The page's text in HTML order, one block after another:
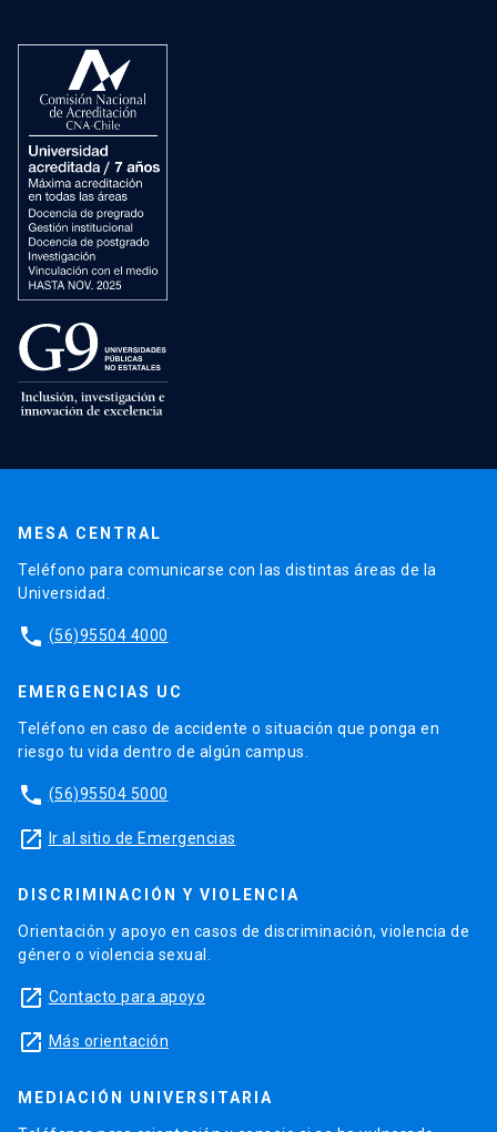
MESA CENTRAL
Teléfono para comunicarse con las distintas áreas de la
Universidad.
phone (56)95504 4000
EMERGENCIAS UC
Teléfono en caso de accidente o situación que ponga en
riesgo tu vida dentro de algún campus.
phone (56)95504 5000
launch Ir al sitio de Emergencias
DISCRIMINACIÓN Y VIOLENCIA
Orientación y apoyo en casos de discriminación, violencia de
género o violencia sexual.
launch Contacto para apoyo
launch Más orientación
MEDIACIÓN UNIVERSITARIA